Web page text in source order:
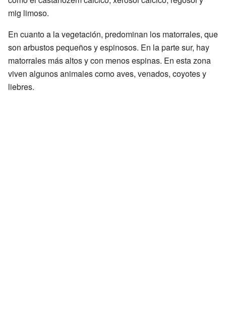
mig limoso.
En cuanto a la vegetación, predominan los matorrales, que
son arbustos pequeños y espinosos. En la parte sur, hay
matorrales más altos y con menos espinas. En esta zona
viven algunos animales como aves, venados, coyotes y
liebres.